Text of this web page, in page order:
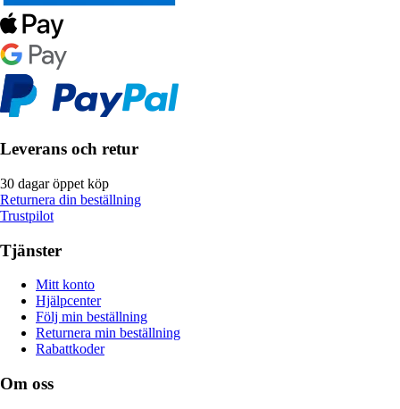
Leverans och retur
30 dagar öppet köp
Returnera din beställning
Trustpilot
Tjänster
Mitt konto
Hjälpcenter
Följ min beställning
Returnera min beställning
Rabattkoder
Om oss